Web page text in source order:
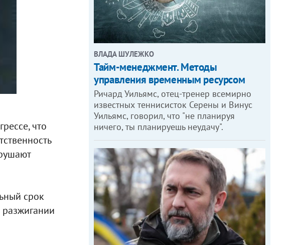
что
срок
ВЛАДА ШУЛЕЖКО
Тайм-менеджмент. Методы
управления временным ресурсом
Ричард Уильямс, отец-тренер всемирно
известных теннисисток Серены и Винус
Уильямс, говорил, что "не планируя
ничего, ты планируешь неудачу".